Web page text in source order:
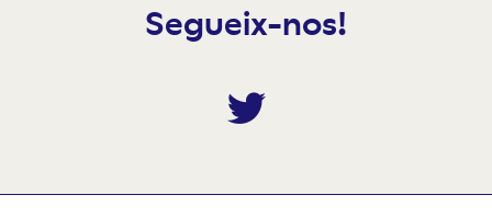
Segueix-nos!
Twitter